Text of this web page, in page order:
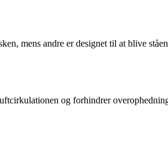
mens andre er designet til at blive
og forhindrer